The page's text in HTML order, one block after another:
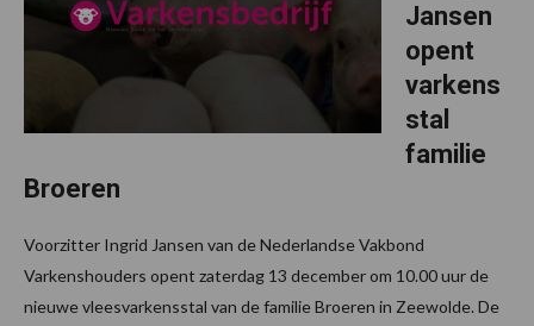
Jansen
opent
varkens
stal
familie
Broeren
Voorzitter Ingrid Jansen van de Nederlandse Vakbond
Varkenshouders opent zaterdag 13 december om 10.00 uur de
nieuwe vleesvarkensstal van de familie Broeren in Zeewolde. De